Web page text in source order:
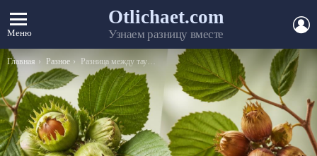
Меню
Otlichaet.com
Узнаем разницу вместе
Вы здесь:
Главная Разное Разница между таунхаусом и пентхаусом